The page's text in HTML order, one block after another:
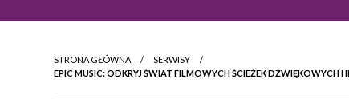
STRONA GŁÓWNA
SERWISY
EPIC MUSIC: ODKRYJ ŚWIAT FILMOWYCH ŚCIEŻEK DŹWIĘKOWYCH